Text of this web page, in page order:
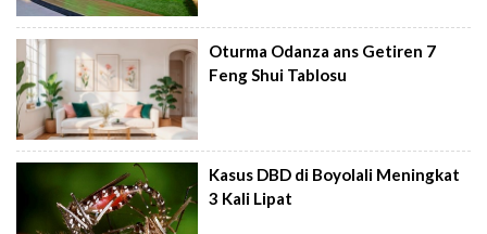
Oturma Odanza ans Getiren 7
Feng Shui Tablosu
Kasus DBD di Boyolali Meningkat
3 Kali Lipat